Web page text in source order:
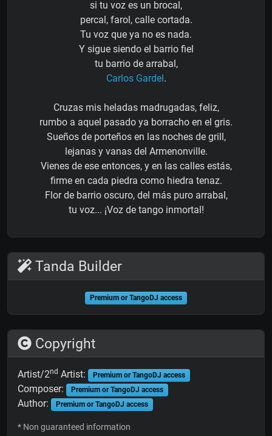
si tu voz es un brocal,
percal, farol, calle cortada.
Tu voz que ya no es nada.
Y sigue siendo el barrio fiel
tu barrio de arrabal,
Carlos Gardel .
Cruzas mis heladas madrugadas, feliz,
rumbo a aquel pasado ya borracho en el gris.
Sueños de porteños en las noches de grill,
lejanas y vanas del Armenonville.
Vienes de ese entonces, y en las calles estás,
firme en cada piedra como hiedra tenaz.
Flor de barrio oscuro, del más puro arrabal,
tu voz... ¡Voz de tango inmortal!
Tanda Builder
Premium or TangoDJ access
Copyright
Artist/2nd Artist: Premium or TangoDJ access
Composer: Premium or TangoDJ access
Author: Premium or TangoDJ access
* Non guaranteed information